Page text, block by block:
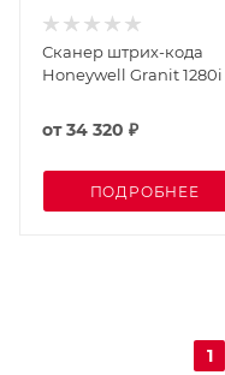
Сканер штрих-кода
Honeywell Granit 1280i
от34 320 ₽
ПОДРОБНЕЕ
1